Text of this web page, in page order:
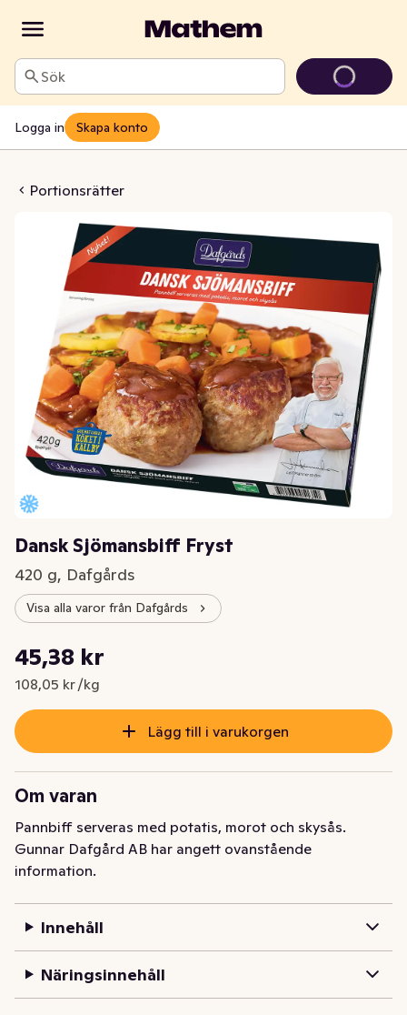
Sök
Logga in Skapa konto
Portionsrätter
Fryst
Dansk Sjömansbiff Fryst
420 g, Dafgårds
Visa alla varor från Dafgårds
Nuvarande pris är: 45,38 kr
45,38 kr
108,05 kr /kg
Styckpris: 108,05 kr /kg
Lägg till i varukorgen
Om varan
Pannbiff serveras med potatis, morot och skysås.
Gunnar Dafgård AB har angett ovanstående
information.
Innehåll
Näringsinnehåll